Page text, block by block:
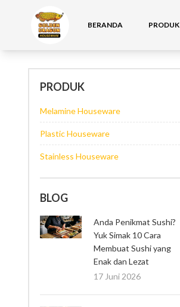
BERANDA PRODUK
PRODUK
Melamine Houseware
Plastic Houseware
Stainless Houseware
BLOG
Anda Penikmat Sushi?
Yuk Simak 10 Cara
Membuat Sushi yang
Enak dan Lezat
17 Juni 2026